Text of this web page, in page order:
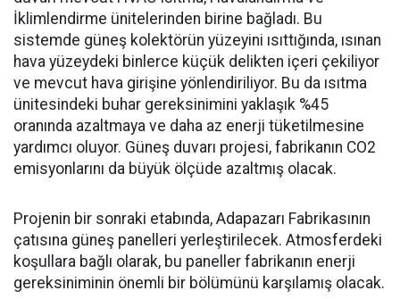
İklimlendirme ünitelerinden birine bağladı. Bu
sistemde güneş kolektörün yüzeyini ısıttığında, ısınan
hava yüzeydeki binlerce küçük delikten içeri çekiliyor
ve mevcut hava girişine yönlendiriliyor. Bu da ısıtma
ünitesindeki buhar gereksinimini yaklaşık %45
oranında azaltmaya ve daha az enerji tüketilmesine
yardımcı oluyor. Güneş duvarı projesi, fabrikanın CO2
emisyonlarını da büyük ölçüde azaltmış olacak.
Projenin bir sonraki etabında, Adapazarı Fabrikasının
çatısına güneş panelleri yerleştirilecek. Atmosferdeki
koşullara bağlı olarak, bu paneller fabrikanın enerji
gereksiniminin önemli bir bölümünü karşılamış olacak.